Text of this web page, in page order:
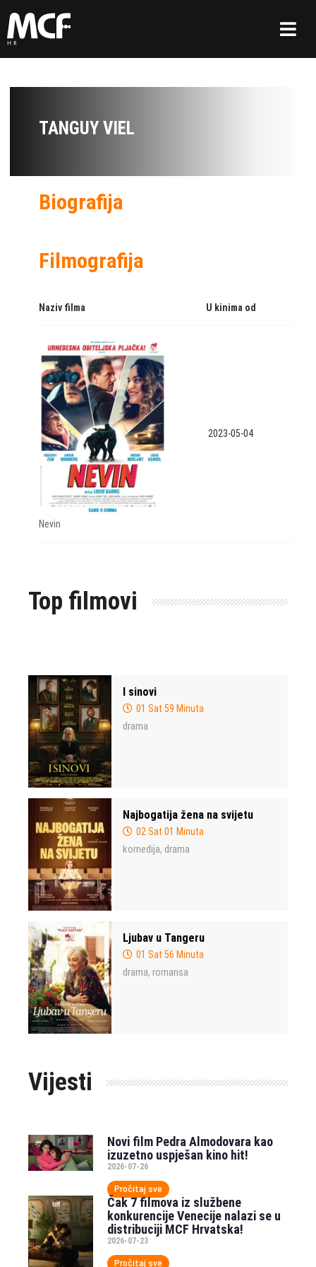
TANGUY VIEL
Biografija
Filmografija
Naziv filma U kinima od
Nevin
2023-05-04
Top filmovi
I sinovi
01 Sat 59 Minuta
drama
Najbogatija žena na svijetu
02 Sat 01 Minuta
komedija, drama
Ljubav u Tangeru
01 Sat 56 Minuta
drama, romansa
Vijesti
Novi film Pedra Almodovara kao
izuzetno uspješan kino hit!
2026-07-26
Pročitaj sve
Čak 7 filmova iz službene
konkurencije Venecije nalazi se u
distribuciji MCF Hrvatska!
2026-07-23
Pročitaj sve